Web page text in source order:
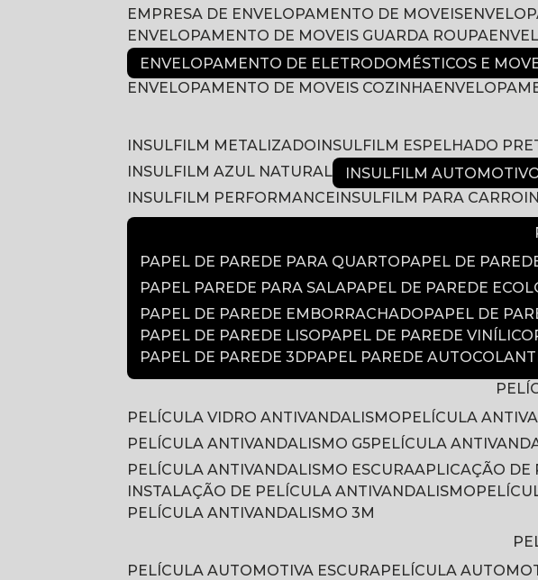
EMPRESA DE ENVELOPAMENTO DE MOVEIS
ENVELOPAMENTO DE MOVEIS GUARDA ROUPA
ENVELOPAMENTO DE ELETRODOMÉSTICOS E
ENVELOPAMENTO DE MOVEIS COZINHA
INSULFILM METALIZADO INSULFILM ESPELHADO
INSULFILM AZUL NATURAL
INSULFILM
INSULFILM PERFORMANCE INSULFILM PARA CARRO
PAPEL DE PAREDE PARA QUARTO
PAPEL DE
PAPEL PAREDE PARA SALA PAPEL DE PAREDE
PAPEL DE PAREDE EMBORRACHADO
PAPEL DE
PAPEL DE PAREDE LISO
PAPEL DE PAREDE VINÍLICO
PAPEL DE PAREDE 3D PAPEL PAREDE
PELÍCULA VIDRO ANTIVANDALISMO
PELÍCULA
PELÍCULA ANTIVANDALISMO G5
PELÍCULA
PELÍCULA ANTIVANDALISMO ESCURA
APLICAÇÃO
INSTALAÇÃO DE PELÍCULA ANTIVANDALISMO
PELÍCULA ANTIVANDALISMO 3M
PELÍCULA AUTOMOTIVA ESCURA
PELÍCULA